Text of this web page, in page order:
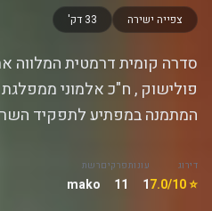
צפייה ישירה 33 דק'
סדרה קומית דרמטית המלווה
פולישוק , ח"כ אלמוני
המתמנה במפתיע לתפקיד השר
דירוג
⭐ 7.0/10
עונות
1
פרקים
11
רשת
mako